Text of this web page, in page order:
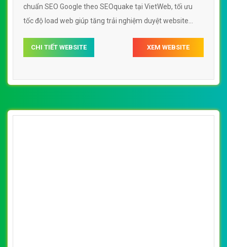
chuẩn SEO Google theo SEOquake tại VietWeb, tối ưu
tốc độ load web giúp tăng trải nghiệm duyệt website
tìm kiếm.
CHI TIẾT WEBSITE XEM WEBSITE